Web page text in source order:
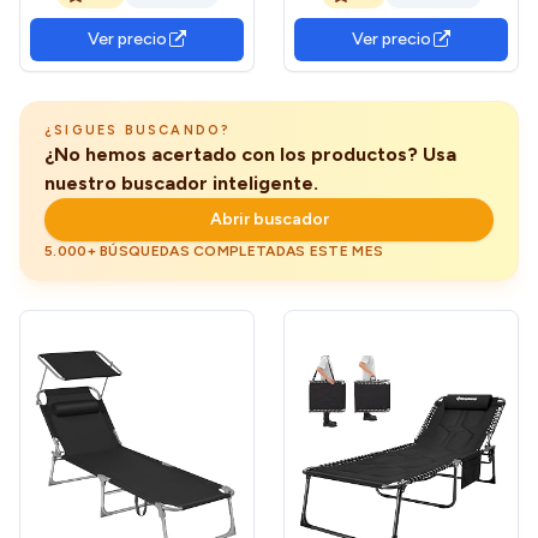
Posiciones,
Espreguiçadeira Jardim
Playa Piscina Exterior, 156 x
Ver precio
Regulable en 6 Posiciones,
Tumbona de Playa Estable
y Resistente a Intemperie,
Ver precio
¿SIGUES BUSCANDO?
¿No hemos acertado con los productos? Usa
nuestro buscador inteligente.
Abrir buscador
5.000+ BÚSQUEDAS COMPLETADAS ESTE MES